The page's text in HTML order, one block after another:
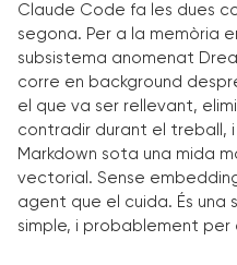
Claude Code fa les dues
segona. Per a la memòria
subsistema anomenat
corre en background
el que va ser rellevant,
contradir durant el treball,
Markdown sota una mida
vectorial. Sense
agent que el cuida. És una
simple, i probablement per